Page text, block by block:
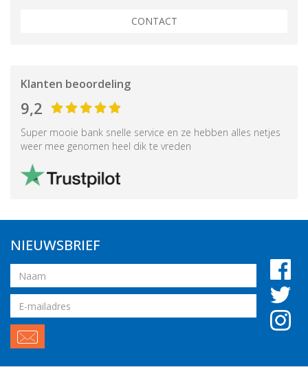
CONTACT
Klanten beoordeling
9,2
Super mooie bank snelle service en ze hebben alles netjes
weer mee genomen heel dik te vreden
NIEUWSBRIEF
Naam
Email
adres